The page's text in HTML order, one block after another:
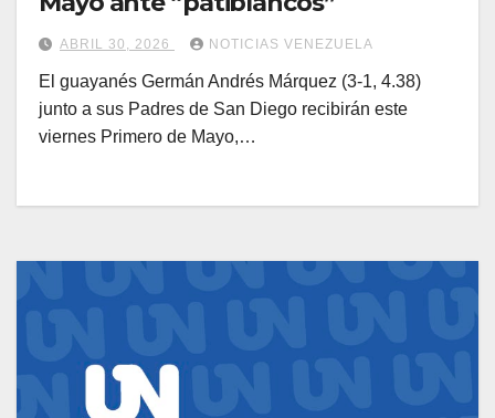
ABRIL 30, 2026 NOTICIAS VENEZUELA
El guayanés Germán Andrés Márquez (3-1, 4.38)
junto a sus Padres de San Diego recibirán este
viernes Primero de Mayo,…